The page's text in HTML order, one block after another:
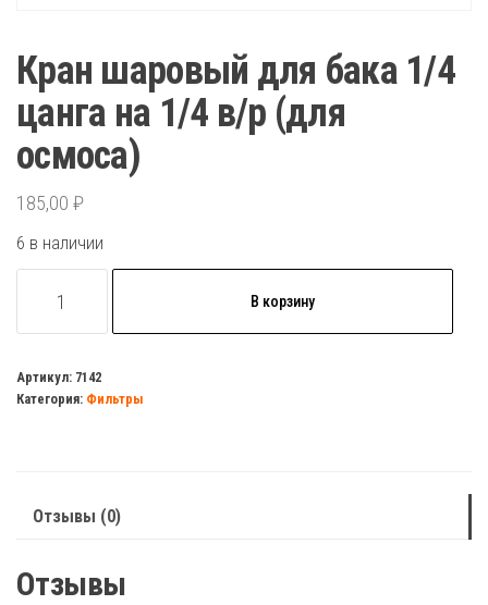
Кран шаровый для бака 1/4
цанга на 1/4 в/р (для
осмоса)
185,00 ₽
6 в наличии
товара
шаровый
для
на
в/
В корзину
Артикул: 7142
Категория: Фильтры
Отзывы (0)
Отзывы